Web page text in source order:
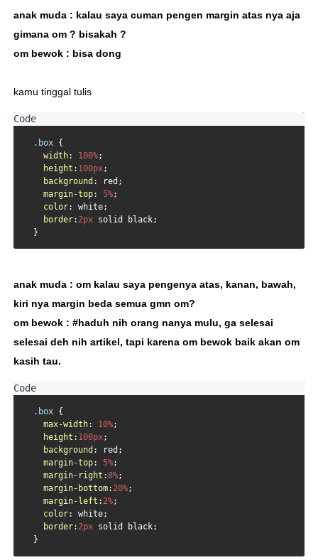
anak muda : kalau saya cuman pengen margin atas nya aja
gimana om ? bisakah ?
om bewok : bisa dong
kamu tinggal tulis
.box {
width: 100%;
height : 100px;
background : red;
margin-top: 5%;
color: white;
border: 2px solid black;
  }
anak muda : om kalau saya pengenya atas, kanan, bawah,
kiri nya margin beda semua gmn om?
om bewok : #haduh nih orang nanya mulu, ga selesai
selesai deh nih artikel, tapi karena om bewok baik akan om
kasih tau.
.box {
max-width: 10%;
height : 100px;
background : red;
margin-top: 5%;
margin-right :8%;
margin-bottom: 20%;
margin-left : 2%;
color: white;
border: 2px solid black;